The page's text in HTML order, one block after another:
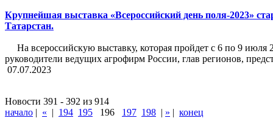
Крупнейшая выставка «Всероссийский день поля-2023»
Татарстан.
На всероссийскую выставку, которая пройдет с 6 по 9 июля
руководители ведущих агрофирм России, глав регионов,
07.07.2023
Новости 391 - 392 из 914
начало | « | 194 195 196 197 198 | » | конец